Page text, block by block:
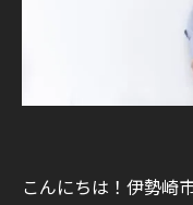
こんにちは！伊勢崎